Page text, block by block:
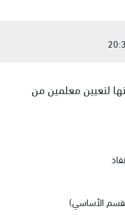
لتعيين معلمين من
الأساسي)